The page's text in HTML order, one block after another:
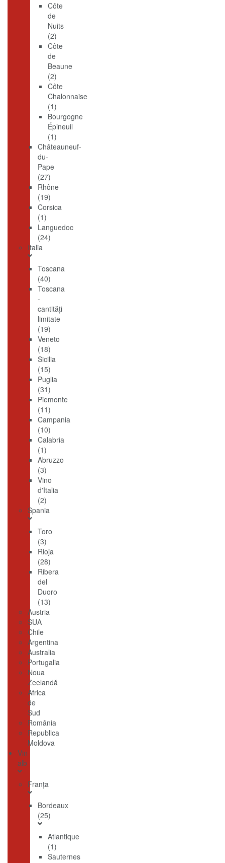
Côte
de
Nuits
(2)
Côte
de
Beaune
(2)
Côte
Chalonnaise
(1)
Bourgogne
Épineuil
(1)
Châteauneuf-
du-
Pape
(27)
Rhône
(19)
Corsica
(1)
Languedoc
(24)
Italia
Toscana
(40)
Toscana
-
cantităţi
limitate
(19)
Veneto
(18)
Sicilia
(15)
Puglia
(31)
Piemonte
(11)
Campania
(10)
Calabria
(1)
Abruzzo
(3)
Vino
d'Italia
(2)
Spania
Toro
(3)
Rioja
(28)
Ribera
del
Duoro
(13)
Austria
SUA
Chile
Argentina
Australia
Portugalia
Noua
Zeelandă
Africa
de
Sud
România
Republica
Moldova
Vin
alb
Franţa
Bordeaux
(25)
Atlantique
(1)
Sauternes